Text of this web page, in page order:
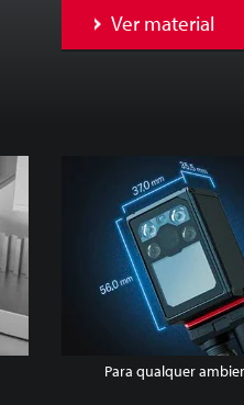
Ver material
Para qualquer